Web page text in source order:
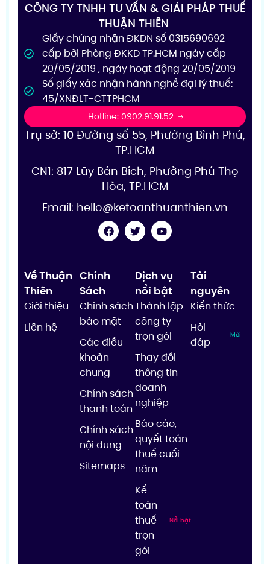
CÔNG TY TNHH TƯ VẤN & GIẢI PHÁP THUẾ
THUẬN THIÊN
Giấy chứng nhận ĐKDN số 0315690692
cấp bởi Phòng ĐKKD TP.HCM ngày cấp
20/05/2019 , ngày hoạt động 20/05/2019
Số giấy xác nhận hành nghề đại lý thuế:
45/XNĐLT-CTTPHCM
Hotline: 0902.91.91.52
Trụ sở: 10 Đường số 55, Phường Bình Phú,
TP.HCM
CN1: 817 Lũy Bán Bích, Phường Phú Thọ
Hòa, TP.HCM
Email: hello@ketoanthuanthien.vn
Về Thuận
Thiên
Giới thiệu
Liên hệ
Chính
Sách
Chính sách
bảo mật
Các điều
khoản
chung
Chính sách
thanh toán
Chính sách
nội dung
Sitemaps
Dịch vụ
nổi bật
Thành lập
công ty
trọn gói
Thay đổi
thông tin
doanh
nghiệp
Báo cáo,
quyết toán
thuế cuối
năm
Kế
toán
thuế
trọn
gói
Nổi bật
Tài
nguyên
Kiến thức
Hỏi
đáp
Mới